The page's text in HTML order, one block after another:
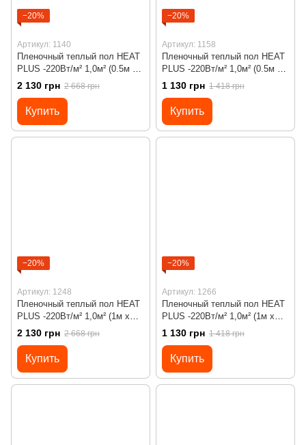
−20%
Артикул: 1140
Пленочный теплый пол HEAT
PLUS -220Вт/м² 1,0м² (0.5м х
2м)/ 220Вт под ламинат c
программируемым
терморегулятором Х45
2 130 грн 2 668 грн
Купить
−20%
Артикул: 1158
Пленочный теплый пол HEAT
PLUS -220Вт/м² 1,0м² (0.5м х
2м)/ 220Вт под ламинат с
механическим
терморегулятором RTC 70
1 130 грн 1 418 грн
Купить
−20%
Артикул: 1248
Пленочный теплый пол HEAT
PLUS -220Вт/м² 1,0м² (1м х
1м)/ 220Вт под ламинат c
программируемым
терморегулятором Х45
2 130 грн 2 668 грн
Купить
−20%
Артикул: 1266
Пленочный теплый пол HEAT
PLUS -220Вт/м² 1,0м² (1м х
1м)/ 220Вт под ламинат с
механическим
терморегулятором RTC 70
1 130 грн 1 418 грн
Купить